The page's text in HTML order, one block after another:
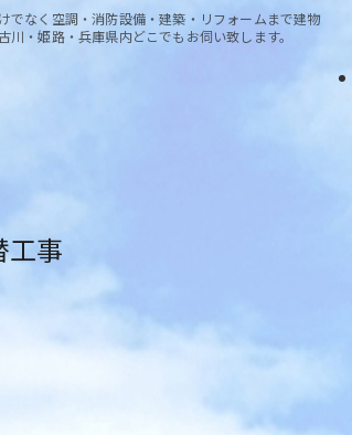
でなく空調・消防設備・建築・リフォームまで建物
・姫路・兵庫県内どこでもお伺い致します。
工事